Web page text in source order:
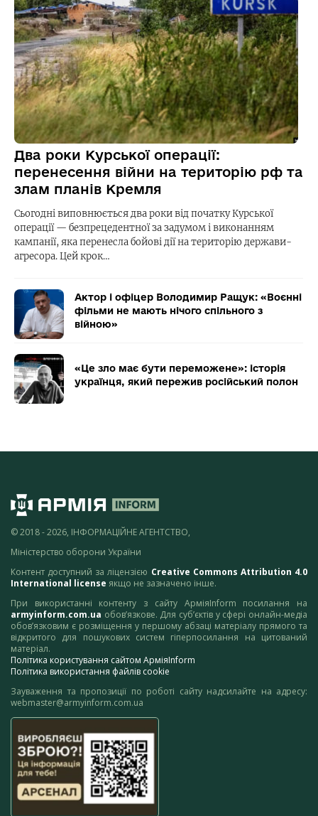
Два роки Курської операції:
перенесення війни на територію рф та
злам планів Кремля
Сьогодні виповнюється два роки від початку Курської
операції — безпрецедентної за задумом і виконанням
кампанії, яка перенесла бойові дії на територію держави-
агресора. Цей крок…
Актор і офіцер Володимир Ращук: «Воєнні
фільми не мають нічого спільного з
війною»
«Це зло має бути переможене»: історія
українця, який пережив російський полон
© 2018 - 2026, ІНФОРМАЦІЙНЕ АГЕНТСТВО,
Міністерство оборони України
Контент доступний за ліцензією Creative Commons Attribution 4.0
International license якщо не зазначено інше.
При використанні контенту з сайту АрміяInform посилання на
armyinform.com.ua обов’язкове. Для суб’єктів у сфері онлайн-медіа
обов’язковим є розміщення у першому абзаці матеріалу прямого та
відкритого для пошукових систем гіперпосилання на цитований
матеріал.
Політика користування сайтом АрміяInform
Політика використання файлів cookie
Зауваження та пропозиції по роботі сайту надсилайте на адресу:
webmaster@armyinform.com.ua